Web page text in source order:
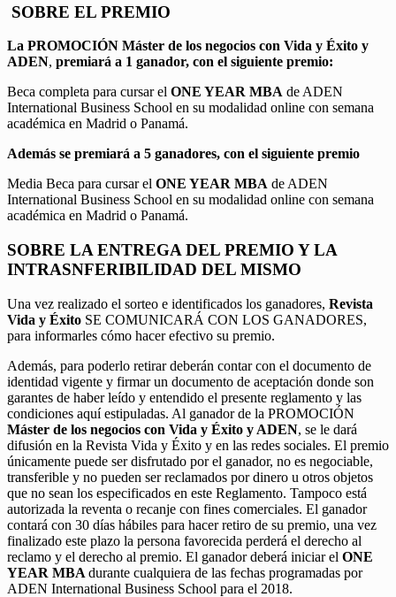
SOBRE EL PREMIO
La PROMOCIÓN Máster de los negocios con Vida y Éxito y
ADEN, premiará a 1 ganador, con el siguiente premio:
Beca completa para cursar el ONE YEAR MBA de ADEN
International Business School en su modalidad online con semana
académica en Madrid o Panamá.
Además se premiará a 5 ganadores, con el siguiente premio
Media Beca para cursar el ONE YEAR MBA de ADEN
International Business School en su modalidad online con semana
académica en Madrid o Panamá.
SOBRE LA ENTREGA DEL PREMIO Y LA
INTRASNFERIBILIDAD DEL MISMO
Una vez realizado el sorteo e identificados los ganadores, Revista
Vida y Éxito SE COMUNICARÁ CON LOS GANADORES,
para informarles cómo hacer efectivo su premio.
Además, para poderlo retirar deberán contar con el documento de
identidad vigente y firmar un documento de aceptación donde son
garantes de haber leído y entendido el presente reglamento y las
condiciones aquí estipuladas. Al ganador de la PROMOCIÓN
Máster de los negocios con Vida y Éxito y ADEN, se le dará
difusión en la Revista Vida y Éxito y en las redes sociales. El premio
únicamente puede ser disfrutado por el ganador, no es negociable,
transferible y no pueden ser reclamados por dinero u otros objetos
que no sean los especificados en este Reglamento. Tampoco está
autorizada la reventa o recanje con fines comerciales. El ganador
contará con 30 días hábiles para hacer retiro de su premio, una vez
finalizado este plazo la persona favorecida perderá el derecho al
reclamo y el derecho al premio. El ganador deberá iniciar el ONE
YEAR MBA durante cualquiera de las fechas programadas por
ADEN International Business School para el 2018.